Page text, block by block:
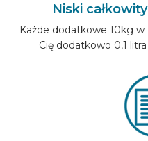
Niski
Każde dodatkowe 10kg
Cię dodatkowo 0,1